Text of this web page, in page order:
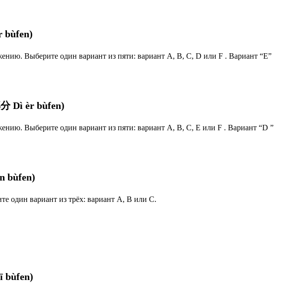
bùfen)
Выберите один вариант из пяти: вариант А, В, С, D или F . Вариант “Е”
Dì èr bùfen)
Выберите один вариант из пяти: вариант А, В, С, Е или F . Вариант “D ”
bùfen)
один вариант из трёх: вариант А, В или С.
bùfen)